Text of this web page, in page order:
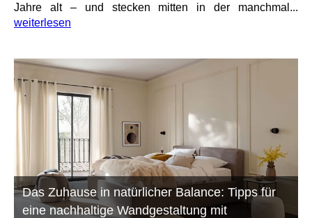
Jahre alt – und stecken mitten in der manchmal...
weiterlesen
Das Zuhause in natürlicher Balance: Tipps für
eine nachhaltige Wandgestaltung mit